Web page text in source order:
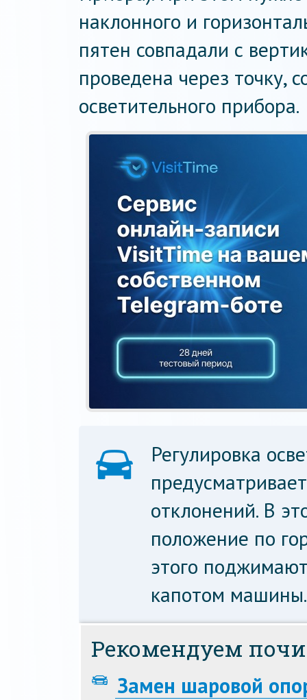
наклонного и
пятен совпадали с
проведена через точку,
осветительного прибора.
Регулировка
отклонений. В
положение по
этого
капотом машины.
Рекомендуем
Замен шаровой